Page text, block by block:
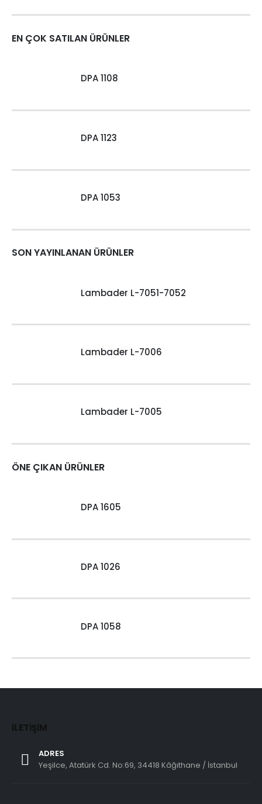
EN ÇOK SATILAN ÜRÜNLER
DPA 1108
DPA 1123
DPA 1053
SON YAYINLANAN ÜRÜNLER
Lambader L-7051-7052
Lambader L-7006
Lambader L-7005
ÖNE ÇIKAN ÜRÜNLER
DPA 1605
DPA 1026
DPA 1058
İLETIŞIM
ADRES
Yeşilce, Atatürk Cd. No:69, 34418 Kâğıthane / İstanbul